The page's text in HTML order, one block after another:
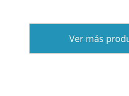
Ver más